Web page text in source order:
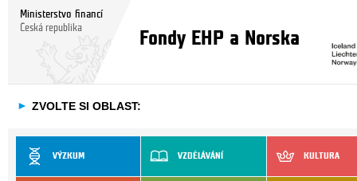
Ministerstvo financí
Česká republika
Fondy EHP a Norska
► ZVOLTE SI OBLAST:
VÝZKUM VZDĚLÁVÁNÍ KULTURA